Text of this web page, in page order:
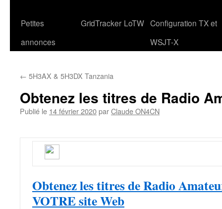
Petites
annonces
GridTracker LoTW Configuration TX et
WSJT-X
← 5H3AX & 5H3DX Tanzania
Obtenez les titres de Radio
Publié le 14 février 2020parClaude ON4CN
Obtenez les titres de Radio
VOTRE site Web